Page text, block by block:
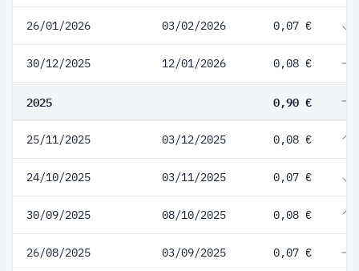
26/01/2026 03/02/2026 0,07 €
30/12/2025 12/01/2026 0,08 €
2025 0,90 €
25/11/2025 03/12/2025 0,08 €
24/10/2025 03/11/2025 0,07 €
30/09/2025 08/10/2025 0,08 €
26/08/2025 03/09/2025 0,07 €